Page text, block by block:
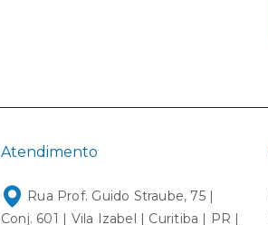
Atendimento
Rua Prof. Guido Straube, 75 |
Conj. 601 | Vila Izabel | Curitiba | PR |